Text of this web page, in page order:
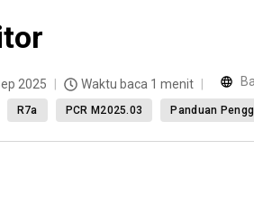
2025 Waktu baca 1 menit
R7a PCR M2025.03 Panduan